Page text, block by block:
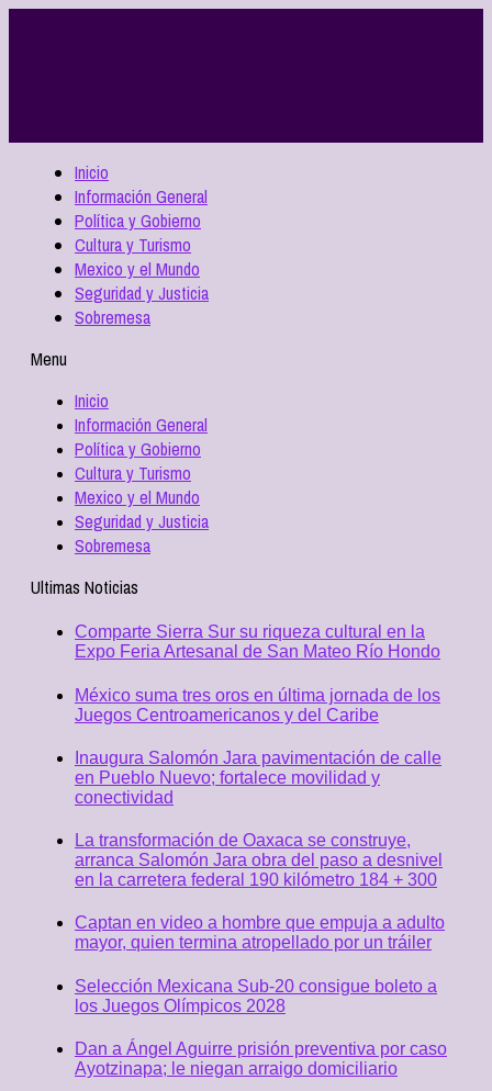
Inicio
Información General
Política y Gobierno
Cultura y Turismo
Mexico y el Mundo
Seguridad y Justicia
Sobremesa
Menu
Inicio
Información General
Política y Gobierno
Cultura y Turismo
Mexico y el Mundo
Seguridad y Justicia
Sobremesa
Ultimas Noticias
Comparte Sierra Sur su riqueza cultural en la
Expo Feria Artesanal de San Mateo Río Hondo
México suma tres oros en última jornada de los
Juegos Centroamericanos y del Caribe
Inaugura Salomón Jara pavimentación de calle
en Pueblo Nuevo; fortalece movilidad y
conectividad
La transformación de Oaxaca se construye,
arranca Salomón Jara obra del paso a desnivel
en la carretera federal 190 kilómetro 184 + 300
Captan en video a hombre que empuja a adulto
mayor, quien termina atropellado por un tráiler
Selección Mexicana Sub-20 consigue boleto a
los Juegos Olímpicos 2028
Dan a Ángel Aguirre prisión preventiva por caso
Ayotzinapa; le niegan arraigo domiciliario